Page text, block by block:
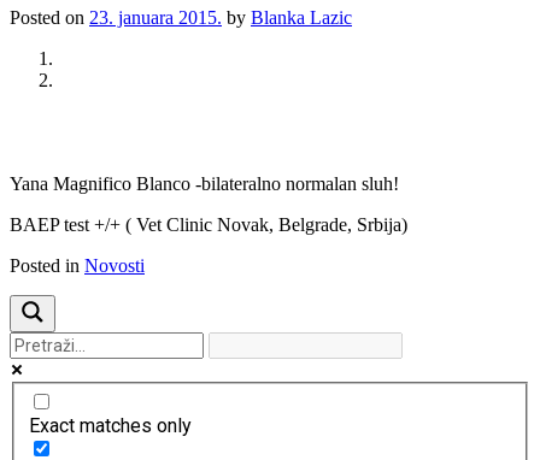
Posted on 23. januara 2015. by Blanka Lazic
Yana Magnifico Blanco -bilateralno normalan sluh!
BAEP test +/+ ( Vet Clinic Novak, Belgrade, Srbija)
Posted in Novosti
Exact matches only